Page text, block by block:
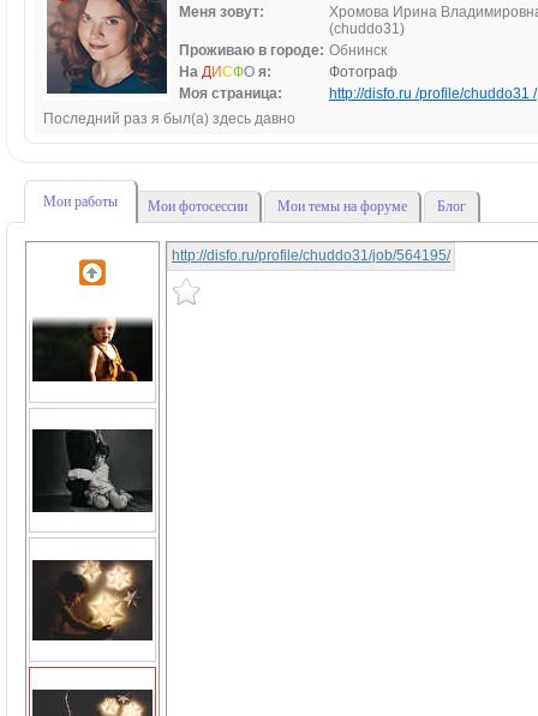
Меня зовут:
Хромова Ирина
(chuddo31)
Проживаю в городе: Обнинск
На ДИСФО я:
Фотограф
Моя страница:
http://disfo.ru /profile/chuddo31 /
Последний раз я был(а) здесь давно
Мои работы Мои фотосессии Мои темы на форуме Блог
http://disfo.ru/profile/chuddo31/job/564195/